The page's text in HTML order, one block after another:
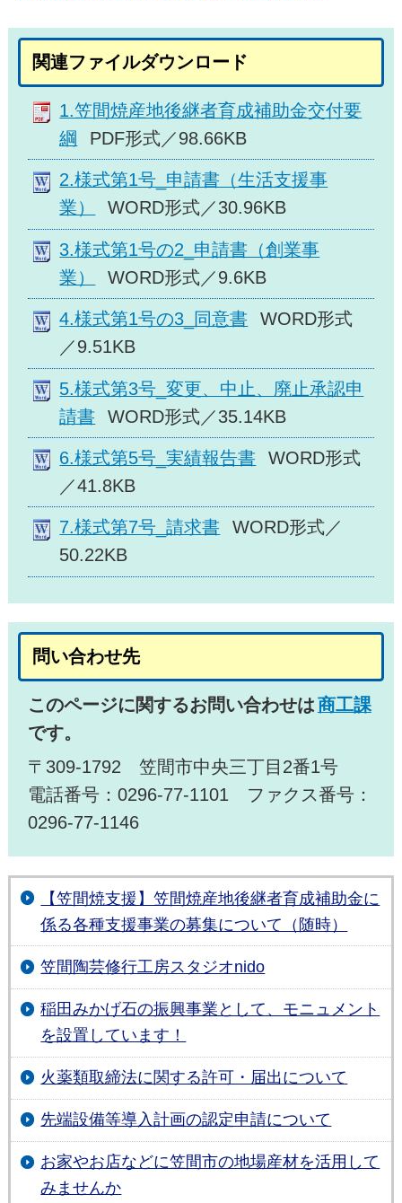
関連ファイルダウンロード
1.笠間焼産地後継者育成補助金交付要
綱
PDF形式／98.66KB
2.様式第1号_申請書（生活支援事
業）
WORD形式／30.96KB
3.様式第1号の2_申請書（創業事
業）
WORD形式／9.6KB
4.様式第1号の3_同意書
WORD形式
／9.51KB
5.様式第3号_変更、中止、廃止承認申
請書
WORD形式／35.14KB
6.様式第5号_実績報告書
WORD形式
／41.8KB
7.様式第7号_請求書
WORD形式／
50.22KB
問い合わせ先
このページに関するお問い合わせは商工課
です。
〒309-1792 笠間市中央三丁目2番1号
電話番号：0296-77-1101 ファクス番号：
0296-77-1146
【笠間焼支援】笠間焼産地後継者育成補助金に
係る各種支援事業の募集について（随時）
笠間陶芸修行工房スタジオnido
稲田みかげ石の振興事業として、モニュメント
を設置しています！
火薬類取締法に関する許可・届出について
先端設備等導入計画の認定申請について
お家やお店などに笠間市の地場産材を活用して
みませんか